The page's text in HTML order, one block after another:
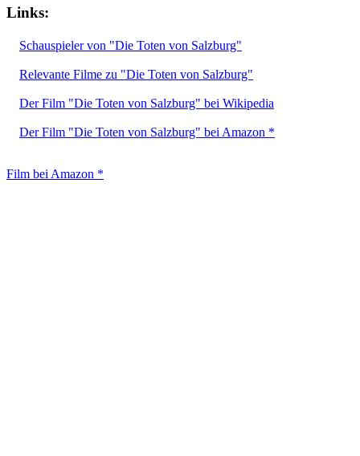
Links:
Schauspieler von "Die Toten von Salzburg"
Relevante Filme zu "Die Toten von Salzburg"
Der Film "Die Toten von Salzburg" bei Wikipedia
Der Film "Die Toten von Salzburg" bei Amazon *
Film bei Amazon *